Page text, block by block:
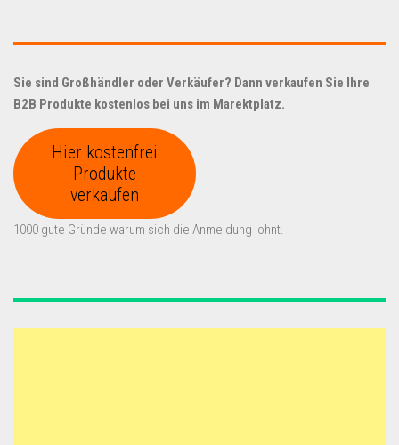
Sie sind Großhändler oder Verkäufer? Dann verkaufen Sie Ihre
B2B Produkte kostenlos bei uns im Marektplatz.
Hier kostenfrei
Produkte
verkaufen
1000 gute Gründe warum sich die Anmeldung lohnt.